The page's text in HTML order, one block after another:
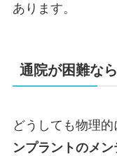
あります。
通院が困難な
どうしても物理的
ンプラントのメ